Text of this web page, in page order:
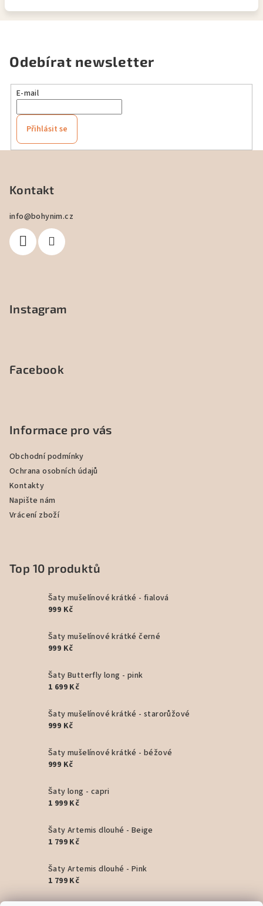
Odebírat newsletter
E-mail
Přihlásit se
Kontakt
info@bohynim.cz
Instagram
Facebook
Informace pro vás
Obchodní podmínky
Ochrana osobních údajů
Kontakty
Napište nám
Vrácení zboží
Top 10 produktů
Šaty mušelínové krátké - fialová
999 Kč
Šaty mušelínové krátké černé
999 Kč
Šaty Butterfly long - pink
1 699 Kč
Šaty mušelínové krátké - starorůžové
999 Kč
Šaty mušelínové krátké - béžové
999 Kč
Šaty long - capri
1 999 Kč
Šaty Artemis dlouhé - Beige
1 799 Kč
Šaty Artemis dlouhé - Pink
1 799 Kč